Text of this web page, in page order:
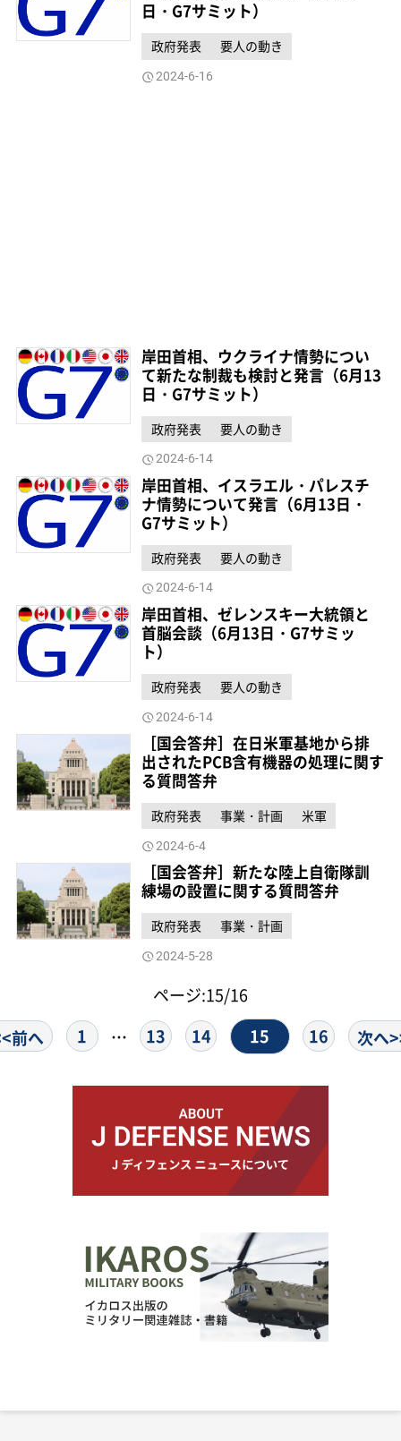
日・G7サミット）
政府発表 要人の動き
2024-6-16
岸田首相、ウクライナ情勢につい
て新たな制裁も検討と発言（6月13
日・G7サミット）
政府発表 要人の動き
2024-6-14
岸田首相、イスラエル・パレスチ
ナ情勢について発言（6月13日・
G7サミット）
政府発表 要人の動き
2024-6-14
岸田首相、ゼレンスキー大統領と
首脳会談（6月13日・G7サミッ
ト）
政府発表 要人の動き
2024-6-14
［国会答弁］在日米軍基地から排
出されたPCB含有機器の処理に関す
る質問答弁
政府発表 事業・計画 米軍
2024-6-4
［国会答弁］新たな陸上自衛隊訓
練場の設置に関する質問答弁
政府発表 事業・計画
2024-5-28
ページ:15/16
前へ
1 … 13 14 15 16 次へ